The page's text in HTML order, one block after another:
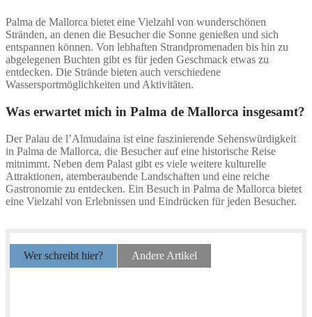
Palma de Mallorca bietet eine Vielzahl von wunderschönen
Stränden, an denen die Besucher die Sonne genießen und sich
entspannen können. Von lebhaften Strandpromenaden bis hin zu
abgelegenen Buchten gibt es für jeden Geschmack etwas zu
entdecken. Die Strände bieten auch verschiedene
Wassersportmöglichkeiten und Aktivitäten.
Was erwartet mich in Palma de Mallorca insgesamt?
Der Palau de l’Almudaina ist eine faszinierende Sehenswürdigkeit
in Palma de Mallorca, die Besucher auf eine historische Reise
mitnimmt. Neben dem Palast gibt es viele weitere kulturelle
Attraktionen, atemberaubende Landschaften und eine reiche
Gastronomie zu entdecken. Ein Besuch in Palma de Mallorca bietet
eine Vielzahl von Erlebnissen und Eindrücken für jeden Besucher.
Wer schreibt hier? Andere Artikel